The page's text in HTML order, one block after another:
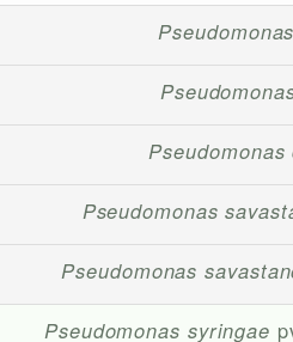
Pseudomonas
Pseudomonas
Pseudomonas syringae